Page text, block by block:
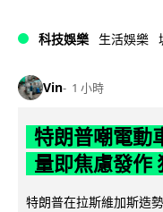
科技娛樂 生活娛樂
Vin 1 小時
特朗普嘲電動
量即焦慮發作
特朗普在拉斯維加斯造